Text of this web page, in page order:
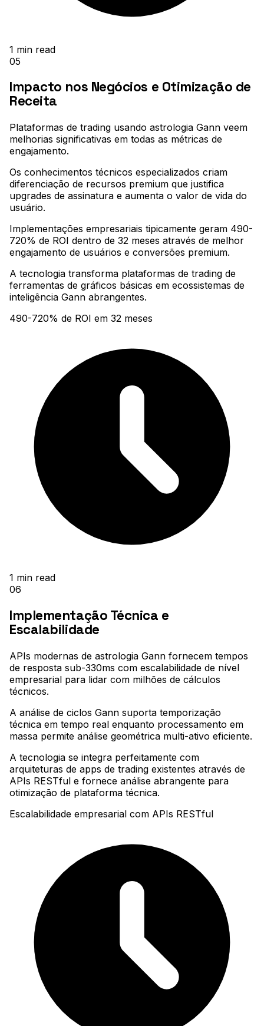
1 min read
05
Impacto nos Negócios e Otimização de
Receita
Plataformas de trading usando astrologia Gann veem
melhorias significativas em todas as métricas de
engajamento.
Os conhecimentos técnicos especializados criam
diferenciação de recursos premium que justifica
upgrades de assinatura e aumenta o valor de vida do
usuário.
Implementações empresariais tipicamente geram 490-
720% de ROI dentro de 32 meses através de melhor
engajamento de usuários e conversões premium.
A tecnologia transforma plataformas de trading de
ferramentas de gráficos básicas em ecossistemas de
inteligência Gann abrangentes.
490-720% de ROI em 32 meses
1 min read
06
Implementação Técnica e
Escalabilidade
APIs modernas de astrologia Gann fornecem tempos
de resposta sub-330ms com escalabilidade de nível
empresarial para lidar com milhões de cálculos
técnicos.
A análise de ciclos Gann suporta temporização
técnica em tempo real enquanto processamento em
massa permite análise geométrica multi-ativo eficiente.
A tecnologia se integra perfeitamente com
arquiteturas de apps de trading existentes através de
APIs RESTful e fornece análise abrangente para
otimização de plataforma técnica.
Escalabilidade empresarial com APIs RESTful